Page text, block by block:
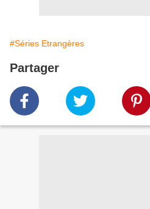
#Séries Etrangères
Partager